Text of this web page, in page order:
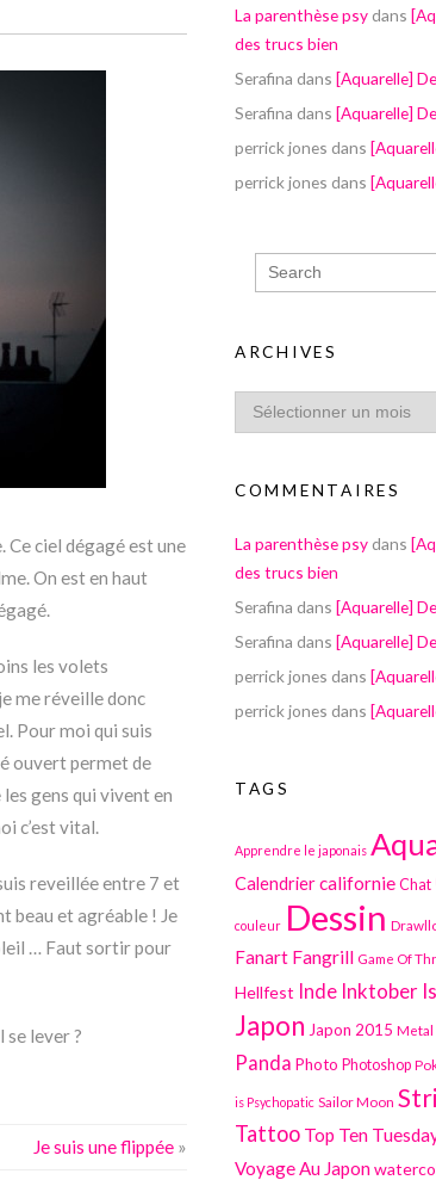
Ce ciel dégagé est une
On est en haut
les volets
me réveille donc
Pour moi qui suis
ouvert permet de
gens qui vivent en
c’est vital.
reveillée entre 7 et
beau et agréable ! Je
… Faut sortir pour
lever ?
Je suis une flippée »
La parenthèse psy dans
des trucs bien
Serafina dans [Aquarelle]
Serafina dans [Aquarelle]
perrick jones dans
perrick jones dans
ARCHIVES
COMMENTAIRES
La parenthèse psy dans
des trucs bien
Serafina dans [Aquarelle]
Serafina dans [Aquarelle]
perrick jones dans
perrick jones dans
TAGS
Apprendre le japonais
Calendriercalifornie Chat
couleur Dessin
Fanart Fangrill Game Of
Hellfest Inde Inktober
Japon Japon 2015 Metal
Panda Photo Photoshop
is Psychopatic Sailor Moon
Tattoo Top Ten
Voyage Au Japon